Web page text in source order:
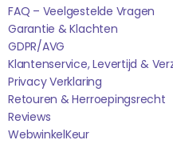
FAQ – Veelgestelde Vragen
Garantie & Klachten
GDPR/AVG
Klantenservice, Levertijd &
Privacy Verklaring
Retouren & Herroepingsrecht
Reviews
WebwinkelKEur